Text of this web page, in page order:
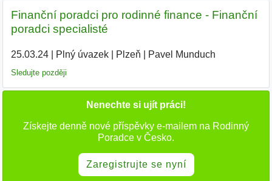
Finanční poradci pro rodinné finance - Finanční
poradci specialisté
25.03.24| Plný úvazek| Plzeň Pavel Munduch
Sledujte později
Nenechte si ujít práci!
Získejte denně nové příspěvky e-mailem na Rodinný
Poradce v Česko.
Zaregistrujte se nyní